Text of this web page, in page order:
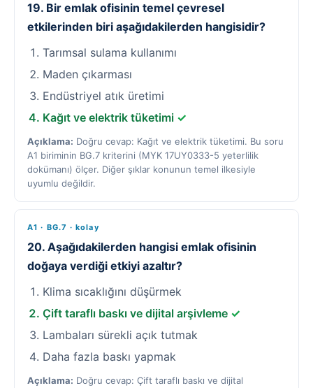
19. Bir emlak ofisinin temel çevresel
etkilerinden biri aşağıdakilerden hangisidir?
Tarımsal sulama kullanımı
Maden çıkarması
Endüstriyel atık üretimi
Kağıt ve elektrik tüketimi ✓
Açıklama: Doğru cevap: Kağıt ve elektrik tüketimi. Bu soru
A1 biriminin BG.7 kriterini (MYK 17UY0333-5 yeterlilik
dokümanı) ölçer. Diğer şıklar konunun temel ilkesiyle
uyumlu değildir.
A1 · BG.7 · kolay
20. Aşağıdakilerden hangisi emlak ofisinin
doğaya verdiği etkiyi azaltır?
Klima sıcaklığını düşürmek
Çift taraflı baskı ve dijital arşivleme ✓
Lambaları sürekli açık tutmak
Daha fazla baskı yapmak
Açıklama: Doğru cevap: Çift taraflı baskı ve dijital